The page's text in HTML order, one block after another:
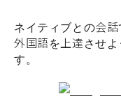
ネイティブとの会話
外国語を上達させ
す。